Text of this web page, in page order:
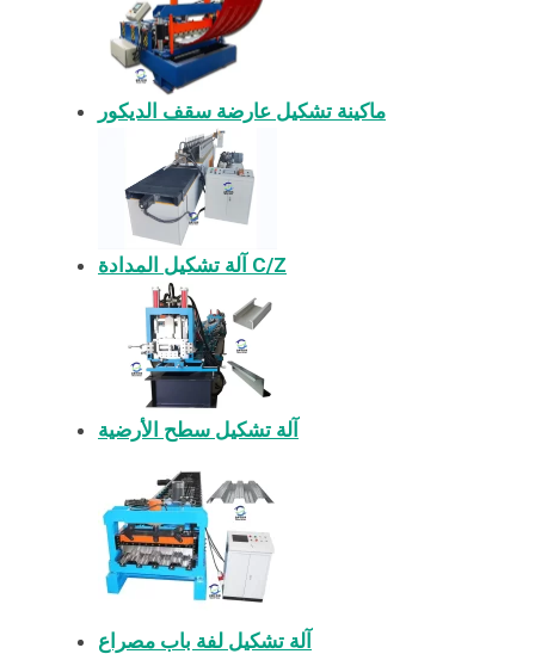
ماكينة تشكيل عارضة سقف الديكور
آلة تشكيل المدادة C/Z
آلة تشكيل سطح الأرضية
آلة تشكيل لفة باب مصراع